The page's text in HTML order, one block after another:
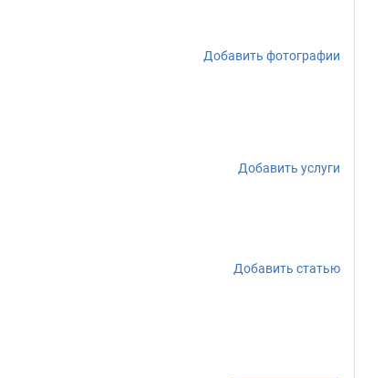
Добавить фотографии
Добавить услуги
Добавить статью